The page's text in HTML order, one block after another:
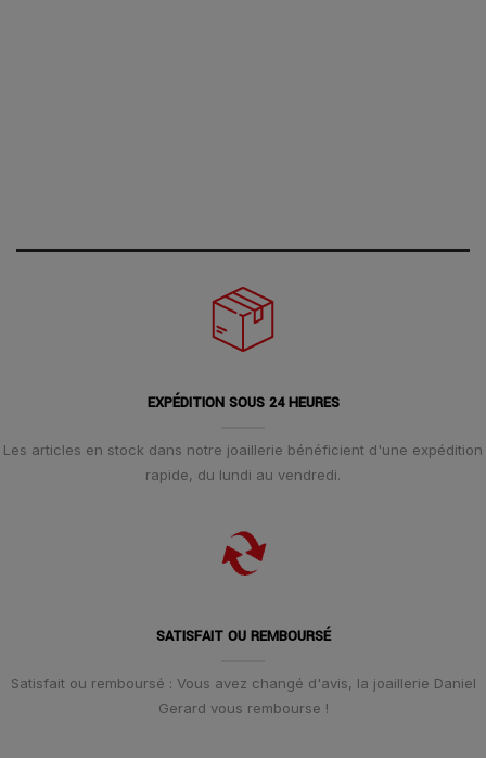
EXPÉDITION SOUS 24 HEURES
Les articles en stock dans notre joaillerie bénéficient d'une expédition
rapide, du lundi au vendredi.
SATISFAIT OU REMBOURSÉ
Satisfait ou remboursé : Vous avez changé d'avis, la joaillerie Daniel
Gerard vous rembourse !